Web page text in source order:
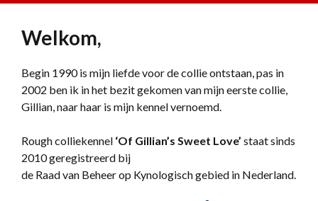
Welkom,
Begin 1990 is mijn liefde voor de collie ontstaan, pas in
2002 ben ik in het bezit gekomen van mijn eerste collie,
Gillian, naar haar is mijn kennel vernoemd.
Rough colliekennel ‘Of Gillian’s Sweet Love’ staat sinds
2010 geregistreerd bij
de Raad van Beheer op Kynologisch gebied in Nederland.